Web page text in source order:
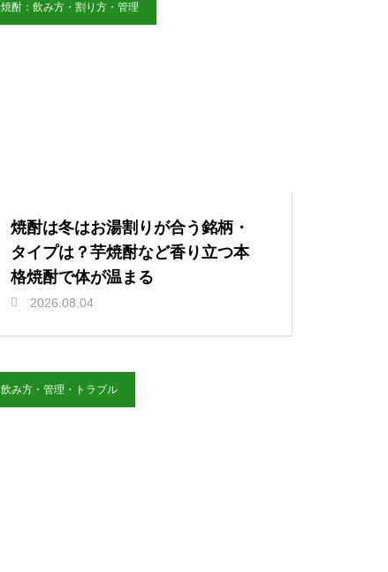
焼酎：飲み方・割り方・管理
焼酎は冬はお湯割りが合う銘柄・
タイプは？芋焼酎など香り立つ本
格焼酎で体が温まる
2026.08.04
飲み方・管理・トラブル